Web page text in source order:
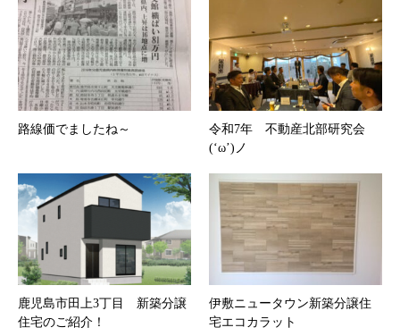
路線価でましたね～
令和7年 不動産北部研究会
(‘ω’)ノ
鹿児島市田上3丁目 新築分譲
住宅のご紹介！
伊敷ニュータウン新築分譲住
宅エコカラット